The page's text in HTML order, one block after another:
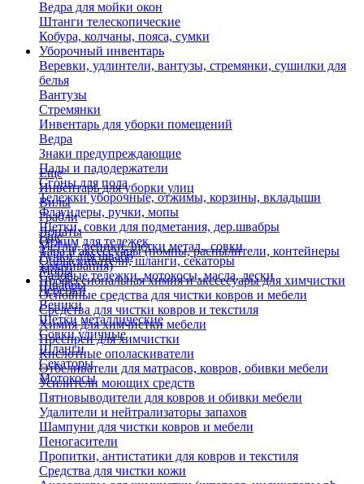
Ведра для мойки окон
Штанги телескопические
Кобура, колчаны, пояса, сумки
Уборочный инвентарь
Веревки, удлинтели, вантузы, стремянки, сушилки для
белья
Вантузы
Стремянки
Инвентарь для уборки помещений
Ведра
Знаки предупреждающие
Пады и падодержатели
Сгоны для пола
Тележки уборочные, отжимы, корзины, вкладыши
Флаундеры, ручки, мопы
Щетки, совки для подметания, дер.швабры
Отжим для тележек
Ручки для швабр
Мопы
Швабры
Еще
Инвентарь для уборки улиц
Вилы
Грабли
Лопаты
Метлы, веники, щетки метал., совки
Опрыскиватели, шланги, секаторы
Садовые тележки, мотокосы, масла, лески
Черенки
Веники
Щетки металлические
Совки уличные
Шланги
Секаторы
Мотокосы
Еще
Тара и аксессуары (помпы, распылители, контейнеры
замачивания)
Профессиональная химия и акссесуары для химчистки
Основные средства для чистки ковров и мебели
Средства для чистки ковров и текстиля
Химия для химчистки мебели
Преспреи для химчистки
Кислотные ополаскиватели
Отбеливатели для матрасов, ковров, обивки мебели
Усилители моющих средств
Пятновыводители для ковров и обивки мебели
Удалители и нейтрализаторы запахов
Шампуни для чистки ковров и мебели
Пеногасители
Пропитки, антистатики для ковров и текстиля
Средства для чистки кожи